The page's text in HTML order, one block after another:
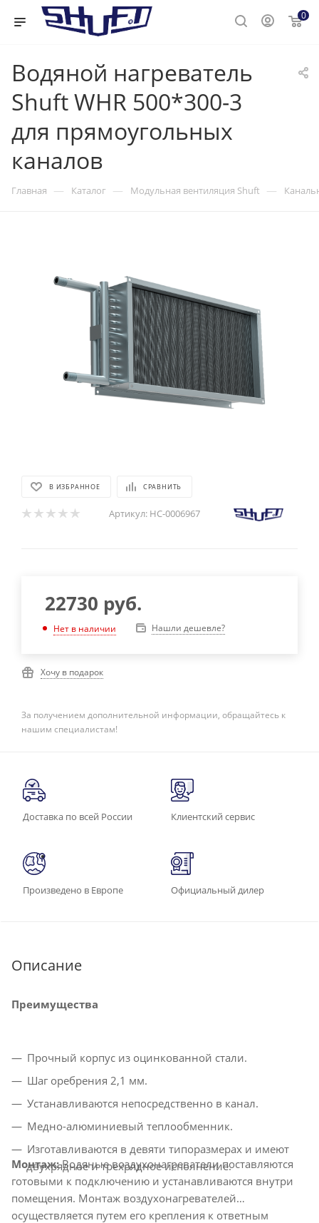
0
Водяной нагреватель
Shuft WHR 500*300-3
для прямоугольных
каналов
Главная — Каталог — Модульная вентиляция Shuft —
В ИЗБРАННОЕ СРАВНИТЬ
Артикул: НС-0006967
22730 руб.
Нет в наличии Нашли дешевле?
Хочу в подарок
За получением дополнительной информации, обращайтесь к
нашим специалистам!
Доставка по всей России Клиентский сервис
Произведено в Европе Официальный дилер
Описание
Преимущества
Прочный корпус из оцинкованной стали.
Шаг оребрения 2,1 мм.
Устанавливаются непосредственно в канал.
Медно-алюминиевый теплообменник.
Изготавливаются в девяти типоразмерах и имеют
двухрядное и трехрядное исполнение.
Монтаж:Водяные воздухонагреватели поставляются
готовыми к подключению и устанавливаются внутри
помещения. Монтаж воздухонагревателей
осуществляется путем его крепления к ответным